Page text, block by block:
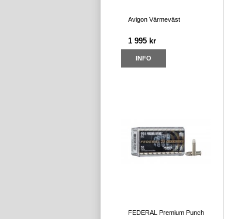
Avigon Värmeväst
1 995 kr
INFO
FEDERAL Premium Punch